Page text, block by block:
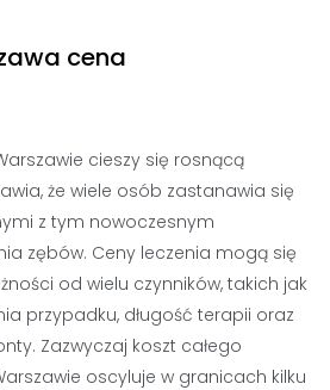
cena
cieszy się rosnącą
że wiele osób zastanawia się
z tym nowoczesnym
zębów. Ceny leczenia mogą się
od wielu czynników, takich jak
przypadku, długość terapii oraz
Zazwyczaj koszt całego
oscyluje w granicach kilku